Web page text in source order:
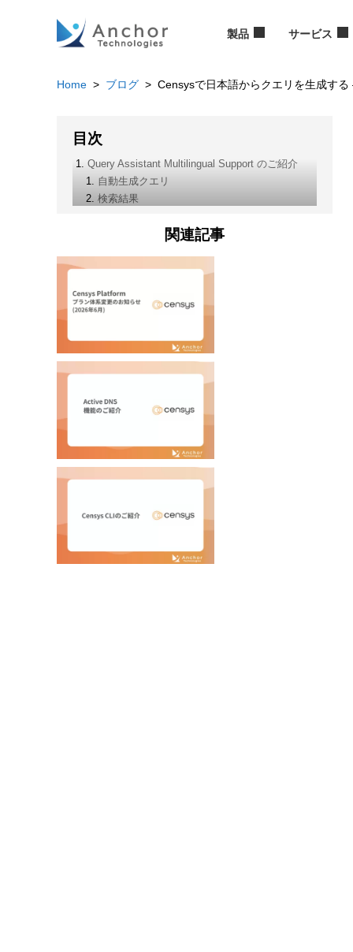
製品 サービス
Home > ブログ > Censysで日本語からクエリを生成す
目次
Query Assistant Multilingual Support のご紹介
自動生成クエリ
検索結果
関連記事